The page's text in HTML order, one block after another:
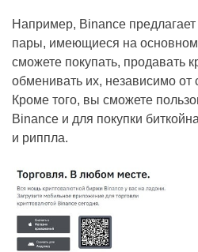
Например, Binance
пары, имеющиеся на
сможете покупать, продавать
обменивать их, независимо от
Кроме того, вы сможете
Binance и для покупки
и риппла.